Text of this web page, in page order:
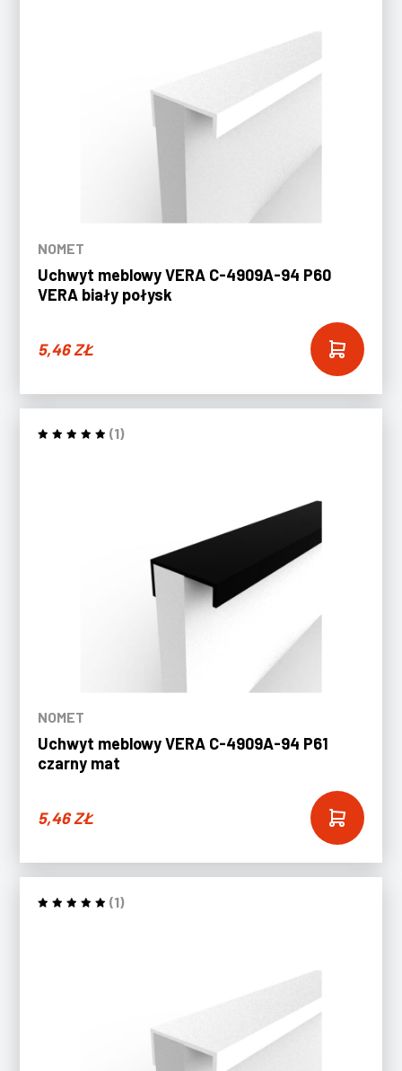
NOMET
Uchwyt meblowy VERA C-4909A-94 P60
VERA biały połysk
5,46ZŁ
(1)
NOMET
Uchwyt meblowy VERA C-4909A-94 P61
czarny mat
5,46ZŁ
(1)